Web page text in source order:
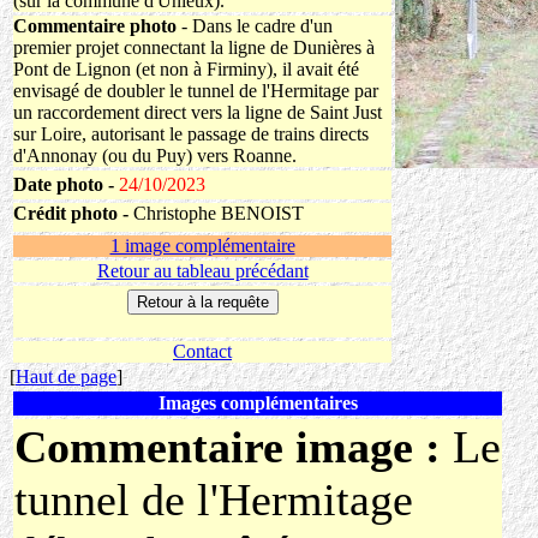
Commentaire photo - Dans le cadre d'un
premier projet connectant la ligne de Dunières à
Pont de Lignon (et non à Firminy), il avait été
envisagé de doubler le tunnel de l'Hermitage par
un raccordement direct vers la ligne de Saint Just
sur Loire, autorisant le passage de trains directs
d'Annonay (ou du Puy) vers Roanne.
Date photo - 24/10/2023
Crédit photo - Christophe BENOIST
1 image complémentaire
Retour au tableau précédant
Contact
[Haut de page]
Images complémentaires
Commentaire image : Le
tunnel de l'Hermitage